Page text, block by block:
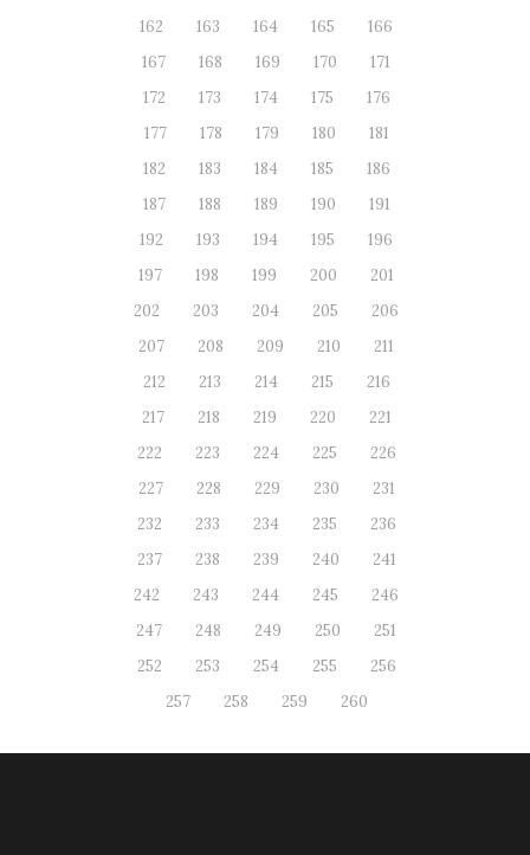
162
163 164 165
166
167
168 169 170
171
172
173 174 175
176
177
178 179 180
181
182
183 184 185
186
187
188 189 190
191
192
193 194 195
196
197
198 199 200
201
202
203 204 205
206
207
208 209 210
211
212
213 214 215
216
217
218 219 220
221
222
223 224 225
226
227
228 229 230
231
232
233 234 235
236
237
238 239 240
241
242
243 244 245
246
247
248 249 250
251
252
253 254 255
256
257
258 259 260